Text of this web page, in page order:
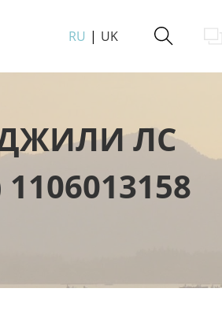
RU UK
ДЖИЛИ ЛС